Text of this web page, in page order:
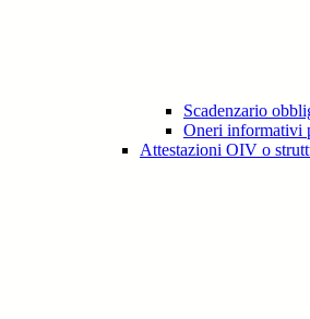
Scadenzario
Oneri informativi
Attestazioni OIV o